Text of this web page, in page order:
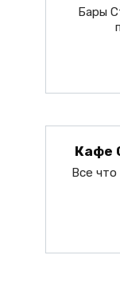
Бары
Кафе
Все